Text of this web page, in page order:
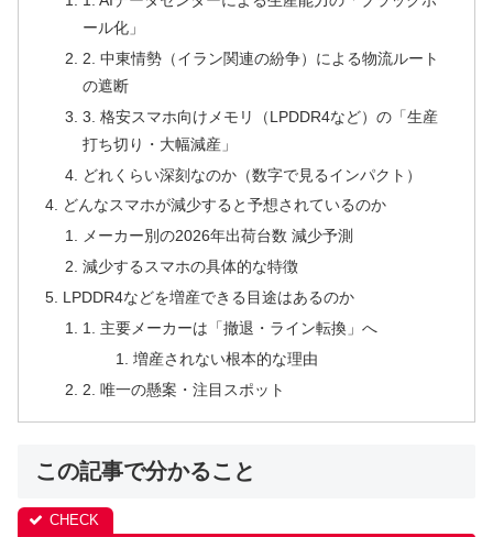
ール化」
2. 中東情勢（イラン関連の紛争）による物流ルート
の遮断
3. 格安スマホ向けメモリ（LPDDR4など）の「生産
打ち切り・大幅減産」
どれくらい深刻なのか（数字で見るインパクト）
どんなスマホが減少すると予想されているのか
メーカー別の2026年出荷台数 減少予測
減少するスマホの具体的な特徴
LPDDR4などを増産できる目途はあるのか
1. 主要メーカーは「撤退・ライン転換」へ
増産されない根本的な理由
2. 唯一の懸案・注目スポット
この記事で分かること